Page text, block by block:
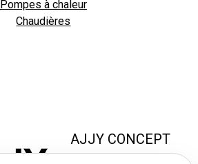
Pompes à chaleur
Chaudières
AJJY CONCEPT